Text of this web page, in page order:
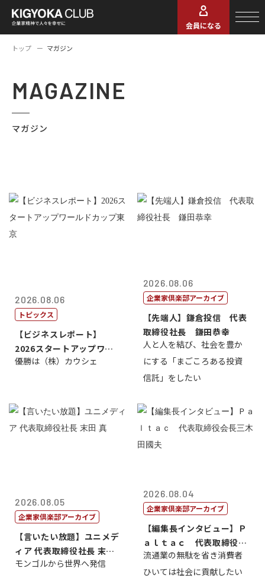
会員になる
トップ マガジン
MAGAZINE
マガジン
2026.08.06
トピックス
【ビジネスレポート】
2026スタートアップワー
ルドカップ東京
優勝は（株）カウシェ
2026.08.06
企業家倶楽部アーカイブ
【先端人】鎌倉投信 代表
取締役社長 鎌田恭幸
人と人を結び、社会を豊か
にする「まごころある投資
信託」をしたい
2026.08.05
企業家倶楽部アーカイブ
【言いたい放題】ユニメデ
ィア 代表取締役社長 末田
真
モンゴルから世界へ発信
2026.08.04
企業家倶楽部アーカイブ
【編集長インタビュー】Ｐ
ａｌｔａｃ 代表取締役会
長三木田國夫
流通業の無駄を省き消費者
ひいては社会に貢献したい